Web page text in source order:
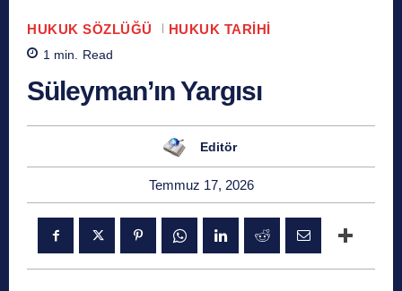
HUKUK SÖZLÜĞÜ HUKUK TARIHI
1 min. Read
Süleyman’ın Yargısı
Editör
Temmuz 17, 2026